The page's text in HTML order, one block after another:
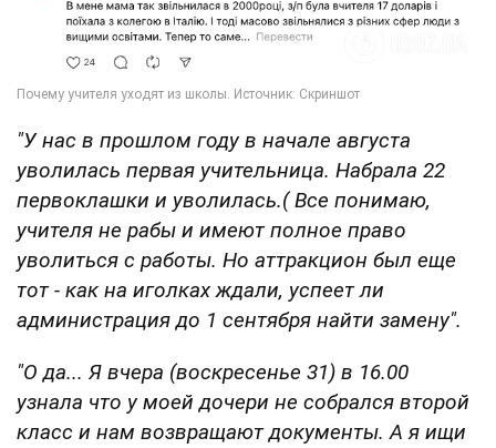
"У нас в прошлом году в начале августа
уволилась первая учительница. Набрала 22
первоклашки и уволилась.( Все понимаю,
учителя не рабы и имеют полное право
уволиться с работы. Но аттракцион был еще
тот - как на иголках ждали, успеет ли
администрация до 1 сентября найти замену".
"О да... Я вчера (воскресенье 31) в 16.00
узнала что у моей дочери не собрался второй
класс и нам возвращают документы. А я ищи